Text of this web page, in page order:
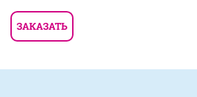
ЗАКАЗАТЬ